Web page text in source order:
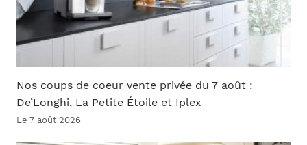
Nos coups de coeur vente privée du 7 août :
De’Longhi, La Petite Étoile et Iplex
Le 7 août 2026